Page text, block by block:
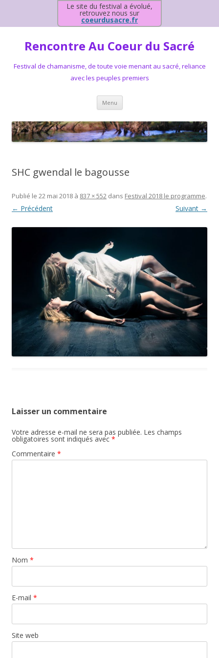
Le site du festival a évolué,
retrouvez nous sur
coeurdusacre.fr
Rencontre Au Coeur du Sacré
Festival de chamanisme, de toute voie menant au sacré, reliance
avec les peuples premiers
Menu Aller au contenu principal
SHC gwendal le bagousse
Publié le 22 mai 2018 à 837 × 552 dans Festival 2018 le programme.
← Précédent Suivant →
Laisser un commentaire
Votre adresse e-mail ne sera pas publiée. Les champs
obligatoires sont indiqués avec *
Commentaire *
Nom *
E-mail *
Site web